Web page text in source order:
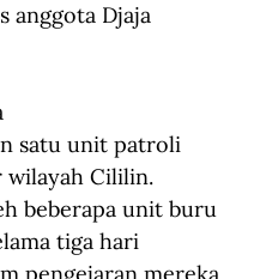
anggota Djaja
satu unit patroli
wilayah Cililin.
beberapa unit buru
tiga hari